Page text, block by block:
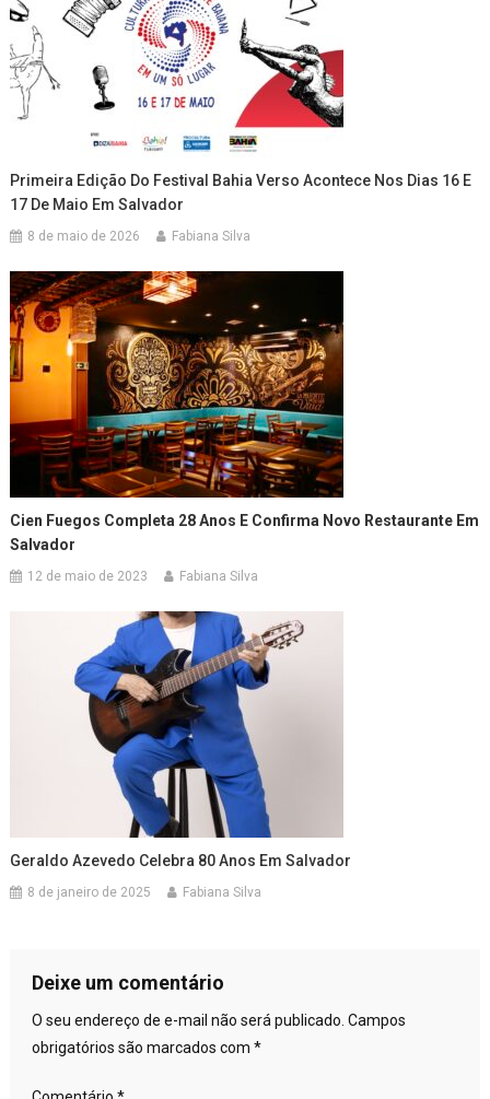
Primeira Edição Do Festival Bahia Verso Acontece Nos Dias 16 E
17 De Maio Em Salvador
8 de maio de 2026 Fabiana Silva
Cien Fuegos Completa 28 Anos E Confirma Novo Restaurante Em
Salvador
12 de maio de 2023 Fabiana Silva
Geraldo Azevedo Celebra 80 Anos Em Salvador
8 de janeiro de 2025 Fabiana Silva
Deixe um comentário
O seu endereço de e-mail não será publicado. Campos
obrigatórios são marcados com *